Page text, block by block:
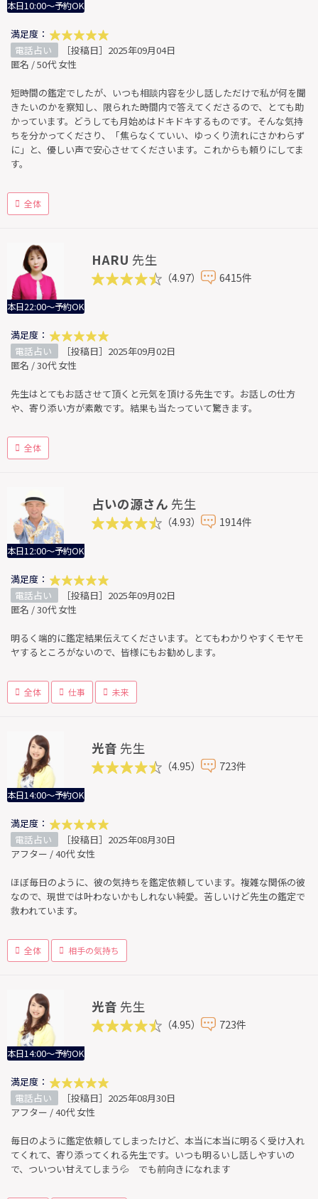
本日10:00～予約OK
満足度：
電話占い
［投稿日］2025年09月04日
匿名 / 50代 女性
短時間の鑑定でしたが、いつも相談内容を少し話しただけで私が何を聞
きたいのかを察知し、限られた時間内で答えてくださるので、とても助
かっています。どうしても月始めはドキドキするものです。そんな気持
ちを分かってくださり、「焦らなくていい、ゆっくり流れにさかわらず
に」と、優しい声で安心させてくださいます。これからも頼りにしてま
す。
全体
本日22:00～予約OK
HARU 先生
（4.97） 6415件
満足度：
電話占い
［投稿日］2025年09月02日
匿名 / 30代 女性
先生はとてもお話させて頂くと元気を頂ける先生です。お話しの仕方
や、寄り添い方が素敵です。結果も当たっていて驚きます。
全体
本日12:00～予約OK
占いの源さん 先生
（4.93） 1914件
満足度：
電話占い
［投稿日］2025年09月02日
匿名 / 30代 女性
明るく端的に鑑定結果伝えてくださいます。とてもわかりやすくモヤモ
ヤするところがないので、皆様にもお勧めします。
全体 仕事 未来
本日14:00～予約OK
光音 先生
（4.95） 723件
満足度：
電話占い
［投稿日］2025年08月30日
アフター / 40代 女性
ほぼ毎日のように、彼の気持ちを鑑定依頼しています。複雑な関係の彼
なので、現世では叶わないかもしれない純愛。苦しいけど先生の鑑定で
救われています。
全体 相手の気持ち
本日14:00～予約OK
光音 先生
（4.95） 723件
満足度：
電話占い
［投稿日］2025年08月30日
アフター / 40代 女性
毎日のように鑑定依頼してしまったけど、本当に本当に明るく受け入れ
てくれて、寄り添ってくれる先生です。いつも明るいし話しやすいの
で、ついつい甘えてしまう💦 でも前向きになれます